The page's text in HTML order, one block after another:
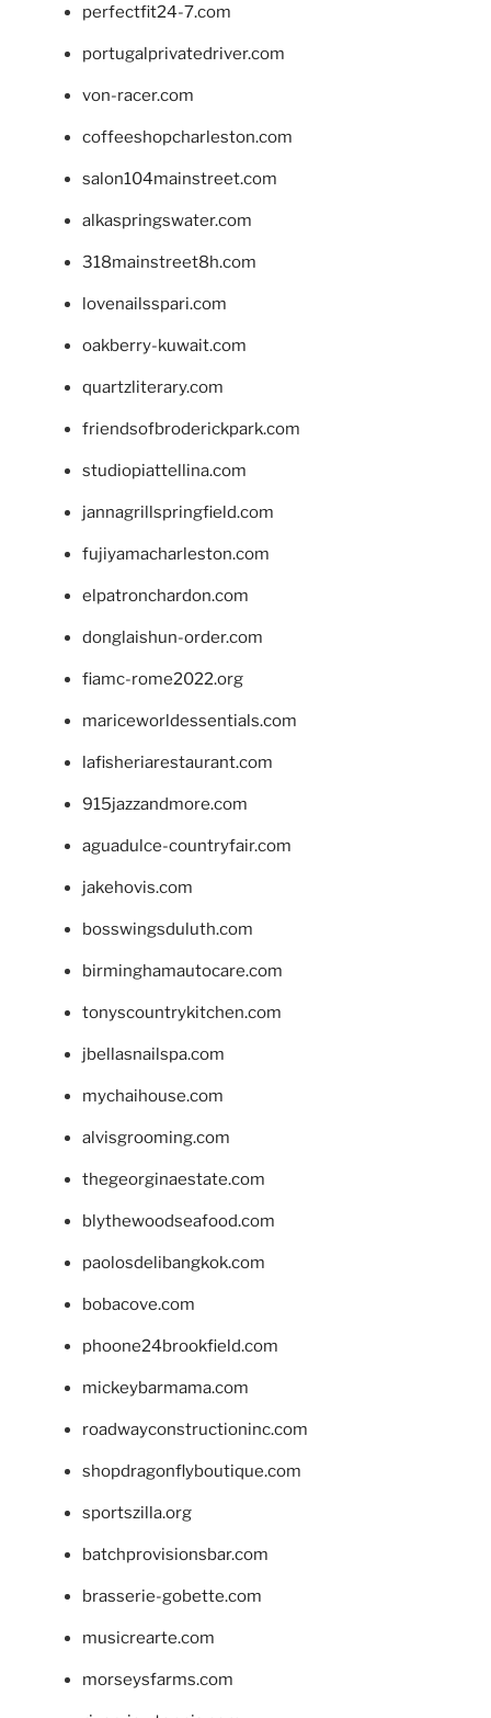
perfectfit24-7.com
portugalprivatedriver.com
von-racer.com
coffeeshopcharleston.com
salon104mainstreet.com
alkaspringswater.com
318mainstreet8h.com
lovenailsspari.com
oakberry-kuwait.com
quartzliterary.com
friendsofbroderickpark.com
studiopiattellina.com
jannagrillspringfield.com
fujiyamacharleston.com
elpatronchardon.com
donglaishun-order.com
fiamc-rome2022.org
mariceworldessentials.com
lafisheriarestaurant.com
915jazzandmore.com
aguadulce-countryfair.com
jakehovis.com
bosswingsduluth.com
birminghamautocare.com
tonyscountrykitchen.com
jbellasnailspa.com
mychaihouse.com
alvisgrooming.com
thegeorginaestate.com
blythewoodseafood.com
paolosdelibangkok.com
bobacove.com
phoone24brookfield.com
mickeybarmama.com
roadwayconstructioninc.com
shopdragonflyboutique.com
sportszilla.org
batchprovisionsbar.com
brasserie-gobette.com
musicrearte.com
morseysfarms.com